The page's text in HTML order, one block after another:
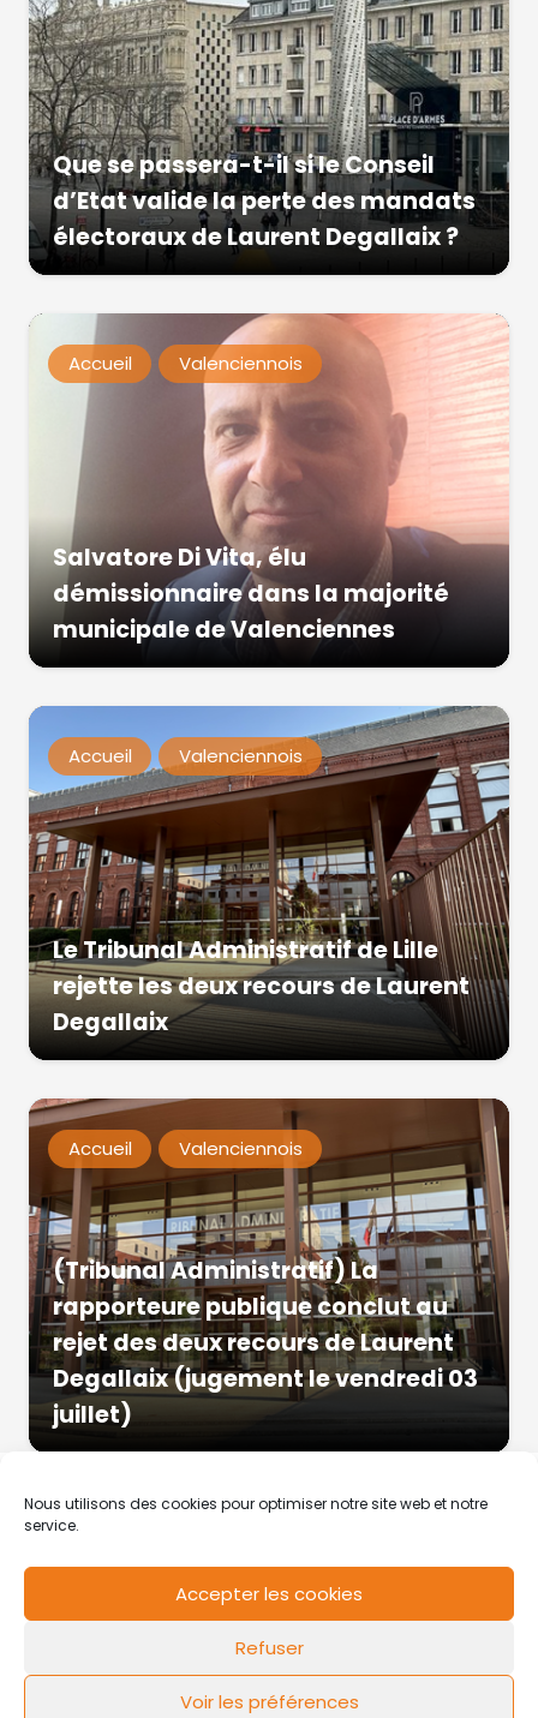
Nous utilisons des cookies pour optimiser notre site web et notre
service.
Accepter les cookies
Refuser
Voir les préférences
Que se passera-t-il si le Conseil
d’Etat valide la perte des mandats
électoraux de Laurent Degallaix ?
Accueil Valenciennois
Salvatore Di Vita, élu
démissionnaire dans la majorité
municipale de Valenciennes
Accueil Valenciennois
Le Tribunal Administratif de Lille
rejette les deux recours de Laurent
Degallaix
Accueil Valenciennois
(Tribunal Administratif) La
rapporteure publique conclut au
rejet des deux recours de Laurent
Degallaix (jugement le vendredi 03
juillet)
Mentions légales Politique de cookies
FLOW44